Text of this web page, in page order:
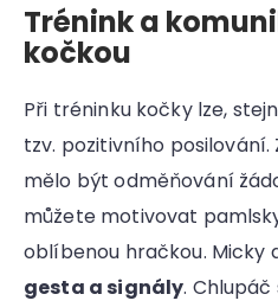
Trénink a
kočkou
Při tréninku kočky lze,
tzv. pozitivního
mělo být odměňování
můžete motivovat
oblíbenou hračkou. Micky
gesta a signály.